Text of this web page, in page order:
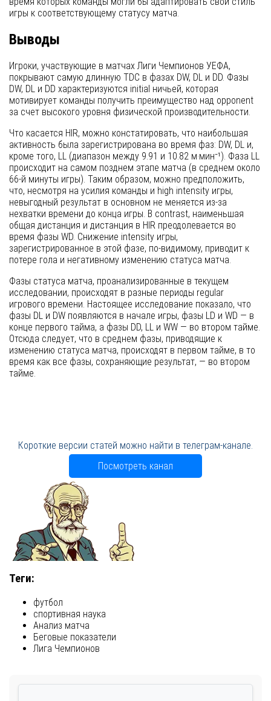
игры к соответствующему статусу матча.
Выводы
Игроки, участвующие в матчах Лиги Чемпионов УЕФА,
покрывают самую длинную TDC в фазах DW, DL и DD. Фазы
DW, DL и DD характеризуются initial ничьей, которая
мотивирует команды получить преимущество над opponent
за счет высокого уровня физической производительности.
Что касается HIR, можно констатировать, что наибольшая
активность была зарегистрирована во время фаз: DW, DL и,
кроме того, LL (диапазон между 9.91 и 10.82 м·мин⁻¹). Фаза LL
происходит на самом позднем этапе матча (в среднем около
66-й минуты игры). Таким образом, можно предположить,
что, несмотря на усилия команды и high intensity игры,
невыгодный результат в основном не меняется из-за
нехватки времени до конца игры. В contrast, наименьшая
общая дистанция и дистанция в HIR преодолевается во
время фазы WD. Снижение intensity игры,
зарегистрированное в этой фазе, по-видимому, приводит к
потере гола и негативному изменению статуса матча.
Фазы статуса матча, проанализированные в текущем
исследовании, происходят в разные периоды regular
игрового времени. Настоящее исследование показало, что
фазы DL и DW появляются в начале игры, фазы LD и WD — в
конце первого тайма, а фазы DD, LL и WW — во втором тайме.
Отсюда следует, что в среднем фазы, приводящие к
изменению статуса матча, происходят в первом тайме, в то
время как все фазы, сохраняющие результат, — во втором
тайме.
Короткие версии статей можно найти в телеграм-канале.
Посмотреть канал
Теги:
футбол
спортивная наука
Анализ матча
Беговые показатели
Лига Чемпионов